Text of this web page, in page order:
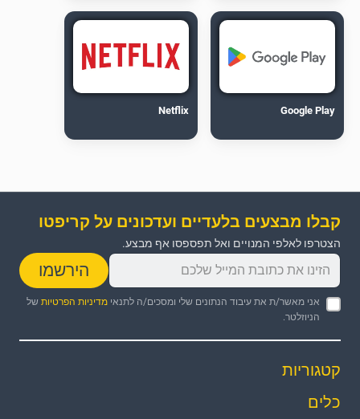
Google Play
Netflix
קבלו מבצעים בלעדיים ועדכונים על קריפטו
הצטרפו לאלפי המנויים ואל תפספסו אף מבצע.
הירשמו
אני מאשר/ת את עיבוד הנתונים שלי ומסכים/ה לתנאימדיניות הפרטיות של
הניוזלטר.
קטגוריות
כלים